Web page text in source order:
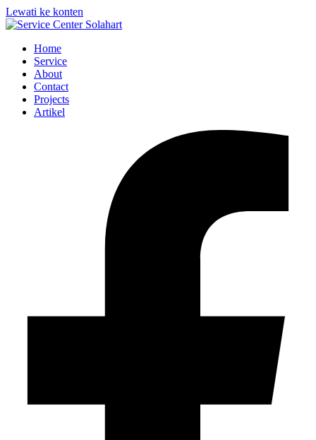
Lewati ke konten
Home
Service
About
Contact
Projects
Artikel